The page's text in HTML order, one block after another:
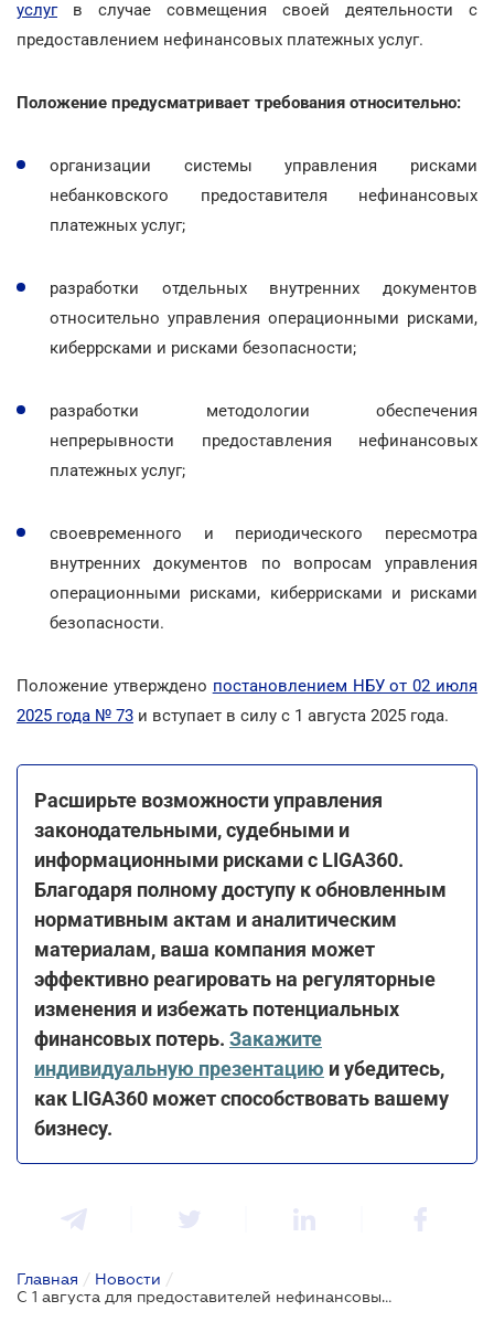
услугв случае совмещения своей деятельности с
предоставлением нефинансовых платежных услуг.
Положение предусматривает требования относительно:
организации системы управления рисками
небанковского предоставителя нефинансовых
платежных услуг;
разработки отдельных внутренних документов
относительно управления операционными рисками,
киберрсками и рисками безопасности;
разработки методологии обеспечения
непрерывности предоставления нефинансовых
платежных услуг;
своевременного и периодического пересмотра
внутренних документов по вопросам управления
операционными рисками, киберрисками и рисками
безопасности.
Положение утверждено постановлением НБУ от 02 июля
2025 года № 73 и вступает в силу с 1 августа 2025 года.
Расширьте возможности управления
законодательными, судебными и
информационными рисками с LIGA360.
Благодаря полному доступу к обновленным
нормативным актам и аналитическим
материалам, ваша компания может
эффективно реагировать на регуляторные
изменения и избежать потенциальных
финансовых потерь. Закажите
индивидуальную презентацию и убедитесь,
как LIGA360 может способствовать вашему
бизнесу.
Главная / Новости /
С 1 августа для предоставителей нефинансовых платежных услуг будут действовать требования к системе управления рисками